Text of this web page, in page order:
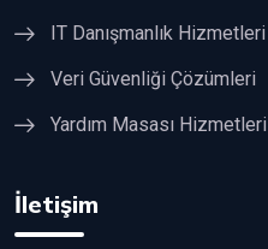
IT Danışmanlık Hizmetleri
Veri Güvenliği Çözümleri
Yardım Masası Hizmetleri
İletişim